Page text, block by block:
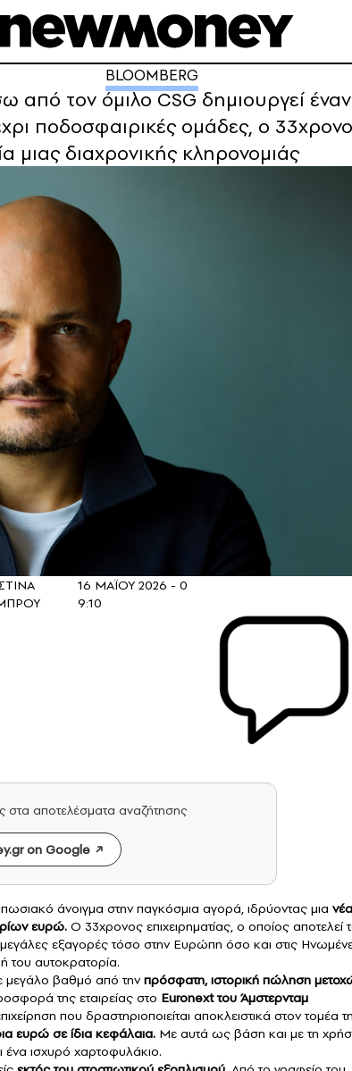
BLOOMBERG
τον όμιλο CSG δημιουργεί
ποδοσφαιρικές ομάδες, ο
μιας διαχρονικής κληρονομιάς
16 ΜΑΪΟΥ 2026 -
9:10
0
στα αποτελέσματα αναζήτησης
on Google
άνοιγμα στην παγκόσμια αγορά, ιδρύοντας μια
ευρώ.Ο 33χρονος επιχειρηματίας, ο οποίος αποτελεί
εξαγορές τόσο στην Ευρώπη όσο και στις
του αυτοκρατορία.
μεγάλο βαθμό από τηνπρόσφατη, ιστορική πώληση
της εταιρείας στο Euronext του Άμστερνταμ
που δραστηριοποιείται αποκλειστικά στον τομέα
ευρώ σε ίδια κεφάλαια. Με αυτά ως βάση και με τη
ένα ισχυρό χαρτοφυλάκιο.